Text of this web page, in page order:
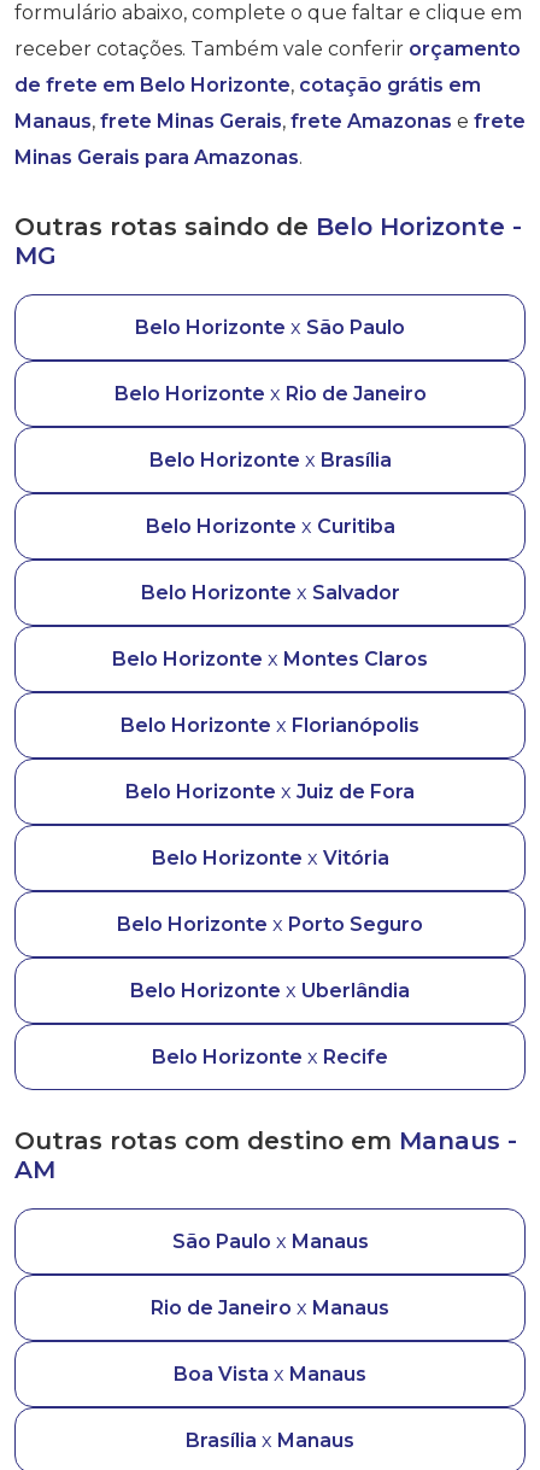
formulário abaixo, complete o que faltar e clique em
receber cotações. Também vale conferir orçamento
de frete em Belo Horizonte, cotação grátis em
Manaus, frete Minas Gerais, frete Amazonas e frete
Minas Gerais para Amazonas.
Outras rotas saindo de Belo Horizonte -
MG
Belo Horizonte x São Paulo
Belo Horizonte x Rio de Janeiro
Belo Horizonte x Brasília
Belo Horizonte x Curitiba
Belo Horizonte x Salvador
Belo Horizonte x Montes Claros
Belo Horizonte x Florianópolis
Belo Horizonte x Juiz de Fora
Belo Horizonte x Vitória
Belo Horizonte x Porto Seguro
Belo Horizonte x Uberlândia
Belo Horizonte x Recife
Outras rotas com destino em Manaus -
AM
São Paulo x Manaus
Rio de Janeiro x Manaus
Boa Vista x Manaus
Brasília x Manaus